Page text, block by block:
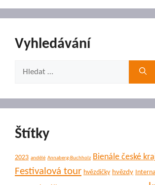
Vyhledávání
Štítky
2023 andělé Annaberg-Buchholz Bienále české
Festivalová tour hvězdičky hvězdy